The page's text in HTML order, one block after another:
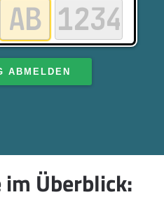
ABMELDEN
Überblick: